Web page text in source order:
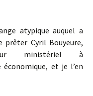
atypique auquel a
prêter Cyril Bouyeure,
ministériel à
économique, et je l’en